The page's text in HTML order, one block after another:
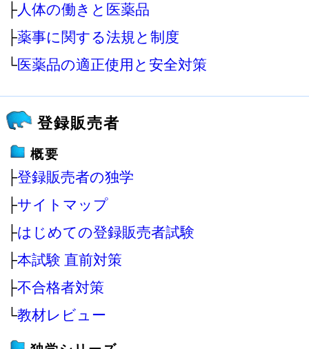
├人体の働きと医薬品
├薬事に関する法規と制度
└医薬品の適正使用と安全対策
登録販売者
概要
├登録販売者の独学
├サイトマップ
├はじめての登録販売者試験
├本試験 直前対策
├不合格者対策
└教材レビュー